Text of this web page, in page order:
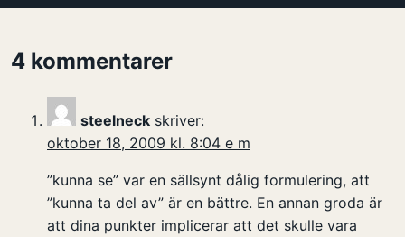
4 kommentarer
steelneck skriver:
oktober 18, 2009 kl. 8:04 e m
”kunna se” var en sällsynt dålig formulering, att
”kunna ta del av” är en bättre. En annan groda är
att dina punkter implicerar att det skulle vara